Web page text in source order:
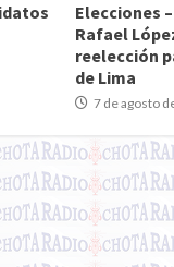
Elecciones
Rafael
reelección
de Lima
7 de agosto